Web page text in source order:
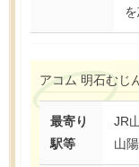
アコム 明石むじ
最寄り
駅等
JR
山